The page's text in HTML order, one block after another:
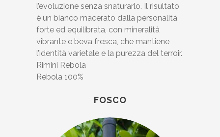
l’evoluzione senza snaturarlo. Il risultato
è un bianco macerato dalla personalità
forte ed equilibrata, con mineralità
vibrante e beva fresca, che mantiene
l’identità varietale e la purezza del terroir.
Rimini Rebola
Rebola 100%
FOSCO